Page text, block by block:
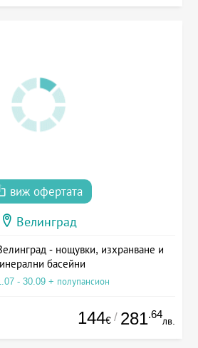
виж офертата
Велинград
- нощувки, изхранване и
басейни
- 30.09 + полупансион
144€ / 281.64
лв.